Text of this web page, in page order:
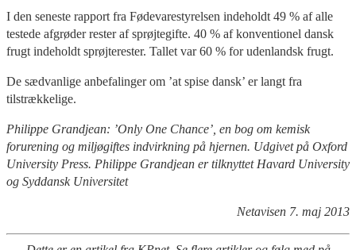
I den seneste rapport fra Fødevarestyrelsen indeholdt 49 % af alle
testede afgrøder rester af sprøjtegifte. 40 % af konventionel dansk
frugt indeholdt sprøjterester. Tallet var 60 % for udenlandsk frugt.
De sædvanlige anbefalinger om ’at spise dansk’ er langt fra
tilstrækkelige.
Philippe Grandjean: ’Only One Chance’, en bog om kemisk
forurening og miljøgiftes indvirkning på hjernen. Udgivet på Oxford
University Press. Philippe Grandjean er tilknyttet Havard University
og Syddansk Universitet
Netavisen 7. maj 2013